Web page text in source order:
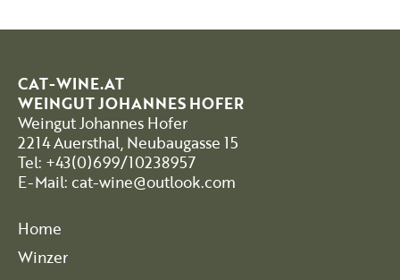
CAT-WINE.AT
WEINGUT JOHANNES HOFER
Weingut Johannes Hofer
2214 Auersthal, Neubaugasse 15
Tel: +43(0)699/10238957
E-Mail: cat-wine@outlook.com
Home
Winzer